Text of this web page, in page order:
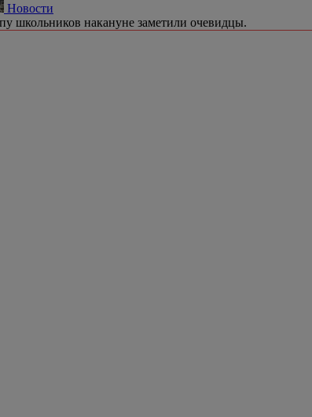
Новости
школьников накануне заметили очевидцы.